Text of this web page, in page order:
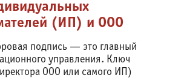
(ИП) и ООО
подпись — это главный
управления. Ключ
ООО или самого ИП)